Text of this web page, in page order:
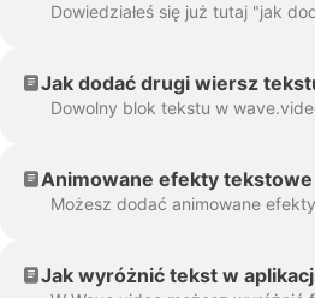
Jak dodać drugi wiersz
Animowane efekty tekstowe
Jak wyróżnić tekst w